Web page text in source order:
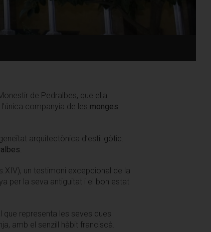
de Pedralbes, que ella
companyia de les monges
arquitectònica d’estil gòtic.
un testimoni excepcional de la
per la seva antiguitat i el bon estat
que representa les seves dues
amb el senzill hàbit franciscà.